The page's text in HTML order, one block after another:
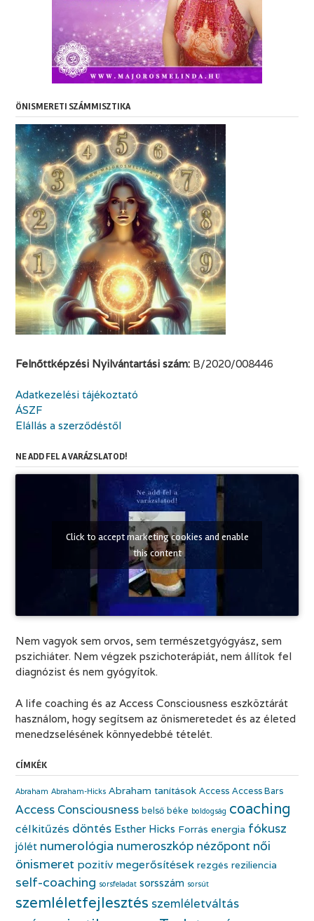
ÖNISMERETI SZÁMMISZTIKA
Felnőttképzési Nyilvántartási szám: B/2020/008446
Adatkezelési tájékoztató
ÁSZF
Elállás a szerződéstől
NE ADD FEL A VARÁZSLATOD!
Click to accept marketing cookies and enable
this content
Nem vagyok sem orvos, sem természetgyógyász, sem
pszichiáter. Nem végzek pszichoterápiát, nem állítok fel
diagnózist és nem gyógyítok.
A life coaching és az Access Consciousness eszköztárát
használom, hogy segítsem az önismeretedet és az életed
menedzselésének könnyedebbé tételét.
CÍMKÉK
Abraham Abraham-Hicks Abraham tanítások Access Access Bars
Access Consciousness belső béke boldogság coaching
célkitűzés döntés Esther Hicks Forrás energia fókusz
jólét numerológia numeroszkóp nézőpont női
önismeret pozitív megerősítések rezgés reziliencia
self-coaching sorsfeladat sorsszám sorsút
szemléletfejlesztés szemléletváltás